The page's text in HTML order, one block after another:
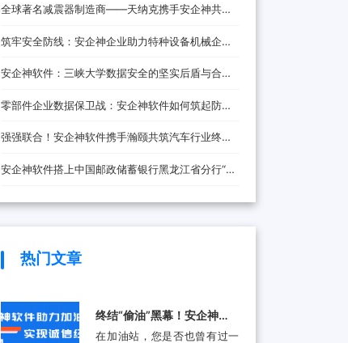
序、网站黑名单设置与USB管控方案！
全球著名减震器制造商——天纳克携手安企神共筑
安全制造新防线
筑牢安全防线：安企神企业助力特种设备机械企业
数据防泄密解决方案
安企神软件：三峡大学数据安全的坚实后盾与合作
伙伴
零部件企业数据保卫战：安企神软件如何筑起防泄
密铜墙铁壁
强强联合！安企神软件携手瀚颐共筑汽车行业终端
安全防线
安企神软件搭上中国邮政储蓄银行黑龙江省分行“快
车”，将带来哪些改变？
热门文章
终结“偷油”黑幕！安企神软
件助力加油站实现诚信经
在加油站，您是否也曾有过一